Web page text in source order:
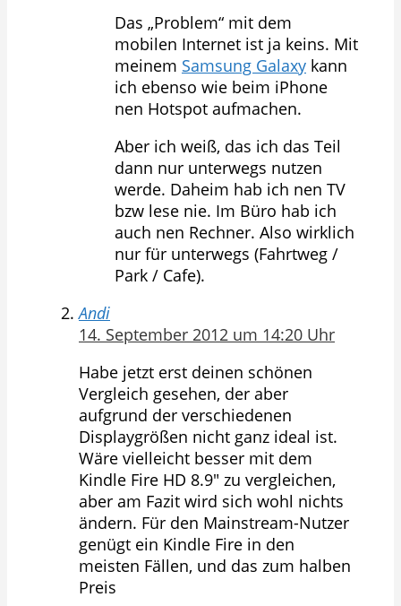
Das „Problem“ mit dem
mobilen Internet ist ja keins. Mit
meinem Samsung Galaxy kann
ich ebenso wie beim iPhone
nen Hotspot aufmachen.
Aber ich weiß, das ich das Teil
dann nur unterwegs nutzen
werde. Daheim hab ich nen TV
bzw lese nie. Im Büro hab ich
auch nen Rechner. Also wirklich
nur für unterwegs (Fahrtweg /
Park / Cafe).
Andi
14. September 2012 um 14:20 Uhr
Habe jetzt erst deinen schönen
Vergleich gesehen, der aber
aufgrund der verschiedenen
Displaygrößen nicht ganz ideal ist.
Wäre vielleicht besser mit dem
Kindle Fire HD 8.9″ zu vergleichen,
aber am Fazit wird sich wohl nichts
ändern. Für den Mainstream-Nutzer
genügt ein Kindle Fire in den
meisten Fällen, und das zum halben
Preis